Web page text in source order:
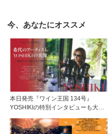
今、あなたにオススメ
本日発売『ワイン王国 134号』
YOSHIKIの特別インタビューも大公